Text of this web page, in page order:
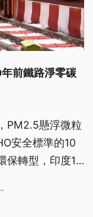
前鐵路淨零碳
PM2.5懸浮微粒
安全標準的10
保轉型，印度17
度鐵路全面邁